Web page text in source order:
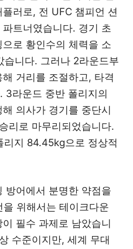
러로, 전 UFC 챔피언 션
트너였습니다. 경기 초
로 황인수의 체력을 소
습니다. 그러나 2라운드부
거리를 조절하고, 타격
3라운드 중반 폴리지의
의사가 경기를 중단시
리로 마무리되었습니다.
지 84.45kg으로 정상적
방어에서 분명한 약점을
위해서는 테이크다운
필수 과제로 남았습니
수준이지만, 세계 무대